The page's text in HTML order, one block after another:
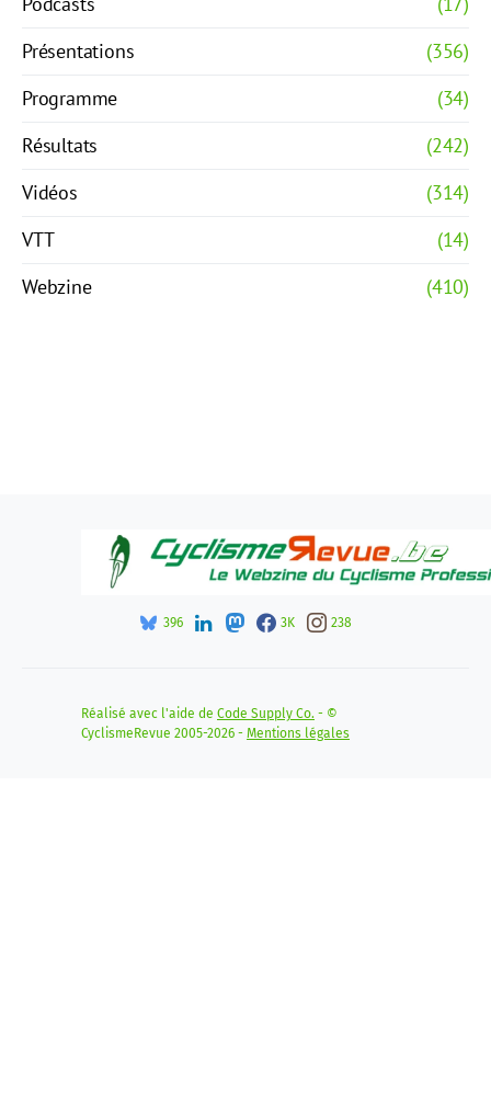
Présentations
(356)
Programme
(34)
Résultats
(242)
Vidéos
(314)
VTT
(14)
Webzine
(410)
396 3K 238
Réalisé avec l'aide de Code Supply Co. - ©
CyclismeRevue 2005-2026 - Mentions légales